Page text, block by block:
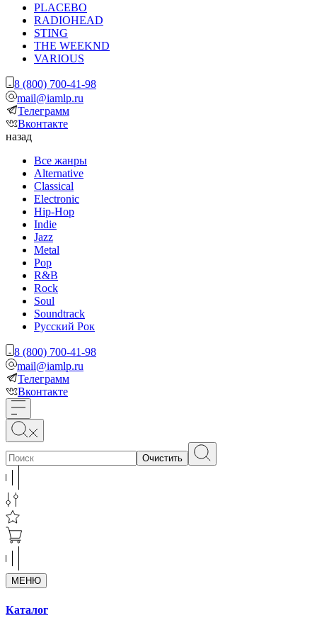
PLACEBO
RADIOHEAD
STING
THE WEEKND
VARIOUS
8 (800) 700-41-98
mail@iamlp.ru
Телеграмм
Вконтакте
назад
Все жанры
Alternative
Classical
Electronic
Hip-Hop
Indie
Jazz
Metal
Pop
R&B
Rock
Soul
Soundtrack
Русский Рок
8 (800) 700-41-98
mail@iamlp.ru
Телеграмм
Вконтакте
Очистить
МЕНЮ
Каталог